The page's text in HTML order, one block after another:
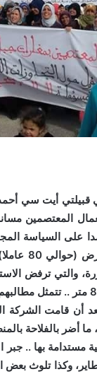
في قبيلتي أيت
المعتصمين
على السياسة
عوام
والتي ترفض
أن قامت الشركة
أضر بالفلاحة
مستدامة بها ..
وكذا تلوث بعض